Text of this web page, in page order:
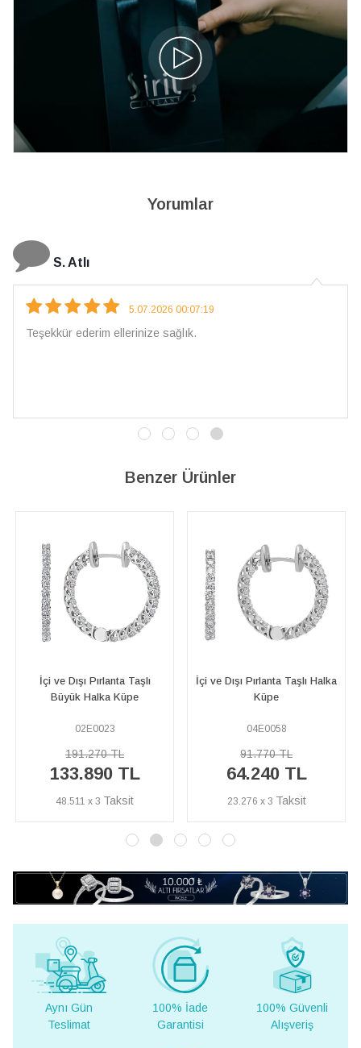
Yorumlar
4.08.2026 16:27:03
Çarpıcı ve olağanüstü bir işçilikle hazırlanmış bir
Benzer Ürünler
İçi ve Dışı Pırlanta Taşlı Halka
Küpe
04E0058
91.770 TL
64.240 TL
23.276 x 3
Pırlanta Taşlı Büyük Halka
Küpe
04E0130
140.070 TL
98.050 TL
35.526 x 3
100% İade
Garantisi
100% Güvenli
Alışveriş
Yurt Dışına
Teslimat